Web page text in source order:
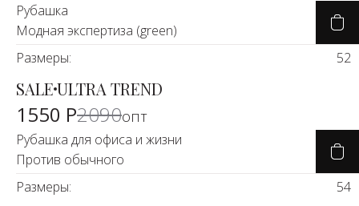
Рубашка
Модная экспертиза (green)
Размеры:
52
-25%
SALEULTRA TREND
1550 Р2090опт
Рубашка для офиса и жизни
Против обычного
Размеры:
54